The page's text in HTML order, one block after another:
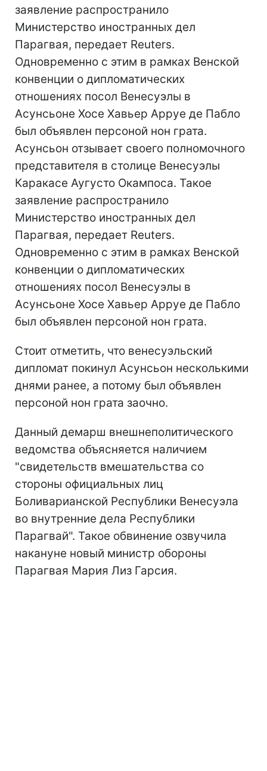
заявление распространило
Министерство иностранных дел
Парагвая, передает Reuters.
Одновременно с этим в рамках Венской
конвенции о дипломатических
отношениях посол Венесуэлы в
Асунсьоне Хосе Хавьер Арруе де Пабло
был объявлен персоной нон грата.
Асунсьон отзывает своего полномочного
представителя в столице Венесуэлы
Каракасе Аугусто Окампоса. Такое
заявление распространило
Министерство иностранных дел
Парагвая, передает Reuters.
Одновременно с этим в рамках Венской
конвенции о дипломатических
отношениях посол Венесуэлы в
Асунсьоне Хосе Хавьер Арруе де Пабло
был объявлен персоной нон грата.
Стоит отметить, что венесуэльский
дипломат покинул Асунсьон несколькими
днями ранее, а потому был объявлен
персоной нон грата заочно.
Данный демарш внешнеполитического
ведомства объясняется наличием
"свидетельств вмешательства со
стороны официальных лиц
Боливарианской Республики Венесуэла
во внутренние дела Республики
Парагвай". Такое обвинение озвучила
накануне новый министр обороны
Парагвая Мария Лиз Гарсия.